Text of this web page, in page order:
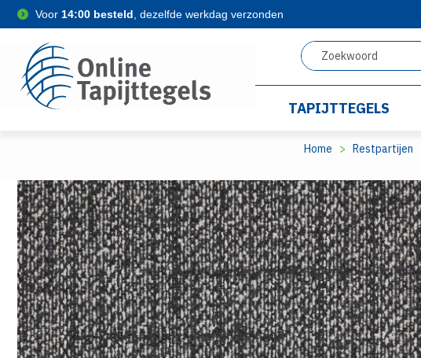
Voor 14:00 besteld , dezelfde werkdag verzonden
TAPIJTTEGELS
Home Restpartijen